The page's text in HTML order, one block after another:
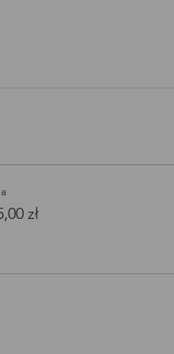
zł
window